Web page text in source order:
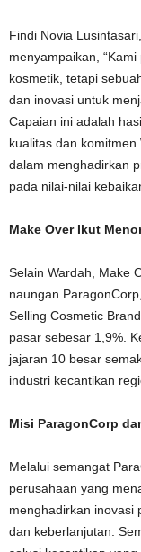
Findi Novia
menyampaikan,
kosmetik, tetapi
dan inovasi untuk
Capaian ini adalah
kualitas dan
dalam menghadirkan
pada nilai-nilai
Make Over Ikut
Selain Wardah, Make
naungan
Selling Cosmetic
pasar sebesar 1,9%.
jajaran 10 besar
industri kecantikan
Misi ParagonCorp
Melalui semangat
perusahaan yang
menghadirkan inovasi
dan keberlanjutan.